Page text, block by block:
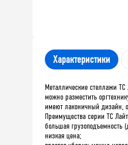
Характеристики
Металлические стеллажи
можно разместить
имеют лаконичный дизайн,
Преимущества серии ТС Лайт
большая грузоподъемность
низкая цена;